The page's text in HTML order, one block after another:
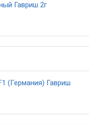
Гавриш 2г
(Германия) Гавриш